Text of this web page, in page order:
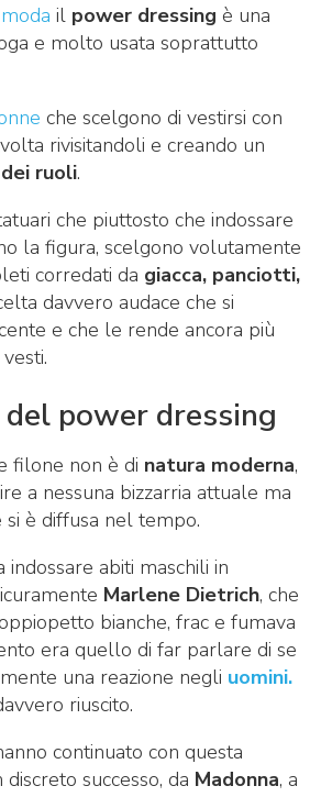
moda il power dressing è una
e molto usata soprattutto
che scelgono di vestirsi con
rivisitandoli e creando un
ruoli.
che piuttosto che indossare
la figura, scelgono volutamente
corredati da giacca, panciotti,
davvero audace che si
e che le rende ancora più
power dressing
filone non è di natura moderna,
a nessuna bizzarria attuale ma
si è diffusa nel tempo.
abiti maschili in
Marlene Dietrich, che
bianche, frac e fumava
era quello di far parlare di se
una reazione negli uomini.
riuscito.
continuato con questa
successo, da Madonna, a